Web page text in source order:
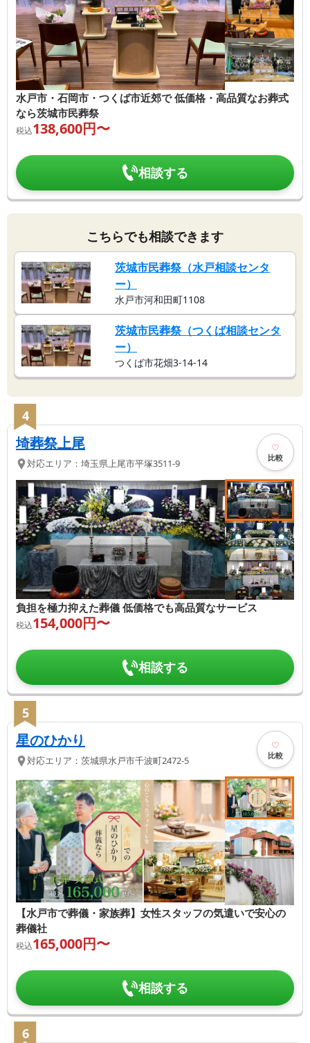
水戸市・石岡市・つくば市近郊で 低価格・高品質なお葬式
なら茨城市民葬祭
税込138,600円〜
相談する
こちらでも相談できます
茨城市民葬祭（水戸相談センタ
ー）
水戸市河和田町1108
茨城市民葬祭（つくば相談センタ
ー）
つくば市花畑3-14-14
4
埼葬祭上尾
対応エリア： 埼玉県 上尾市平塚3511-9 比較
負担を極力抑えた葬儀 低価格でも高品質なサービス
税込154,000円〜
相談する
5
星のひかり
対応エリア： 茨城県水戸市千波町2472-5 比較
【水戸市で葬儀・家族葬】女性スタッフの気遣いで安心の
葬儀社
税込165,000円〜
相談する
6